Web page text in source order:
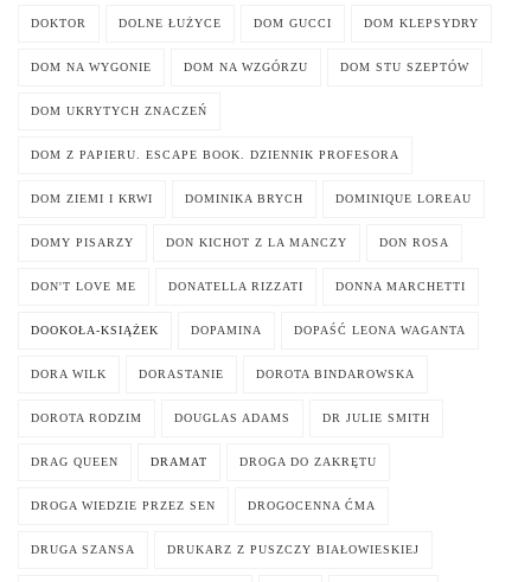
DOKTOR DOLNE ŁUŻYCE DOM GUCCI DOM KLEPSYDRY
DOM NA WYGONIE DOM NA WZGÓRZU DOM STU SZEPTÓW
DOM UKRYTYCH ZNACZEŃ
DOM Z PAPIERU. ESCAPE BOOK. DZIENNIK PROFESORA
DOM ZIEMI I KRWI DOMINIKA BRYCH DOMINIQUE LOREAU
DOMY PISARZY DON KICHOT Z LA MANCZY DON ROSA
DON'T LOVE ME DONATELLA RIZZATI DONNA MARCHETTI
DOOKOŁA-KSIĄŻEK DOPAMINA DOPAŚĆ LEONA WAGANTA
DORA WILK DORASTANIE DOROTA BINDAROWSKA
DOROTA RODZIM DOUGLAS ADAMS DR JULIE SMITH
DRAG QUEEN DRAMAT DROGA DO ZAKRĘTU
DROGA WIEDZIE PRZEZ SEN DROGOCENNA ĆMA
DRUGA SZANSA DRUKARZ Z PUSZCZY BIAŁOWIESKIEJ